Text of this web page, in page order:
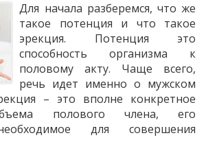
Для начала разберемся, что же
такое потенция и что такое
эрекция. Потенция это
способность организма к
половому акту. Чаще всего,
речь идет именно о мужском
– это вполне конкретное
полового члена, его
для совершения